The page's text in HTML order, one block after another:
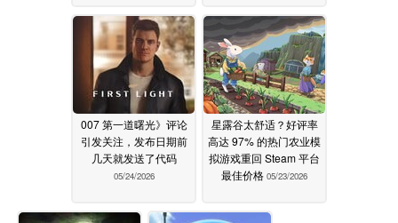
007 第一道曙光》评论
引发关注，发布日期前
几天就发送了代码
05/24/2026
星露谷太舒适？好评率
高达 97% 的热门农业模
拟游戏重回 Steam 平台
最佳价格 05/23/2026